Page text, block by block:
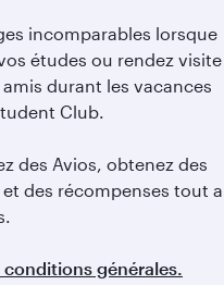
incomparables lorsque
études ou rendez visite
durant les vacances
Club.
des Avios, obtenez des
des récompenses tout
générales.